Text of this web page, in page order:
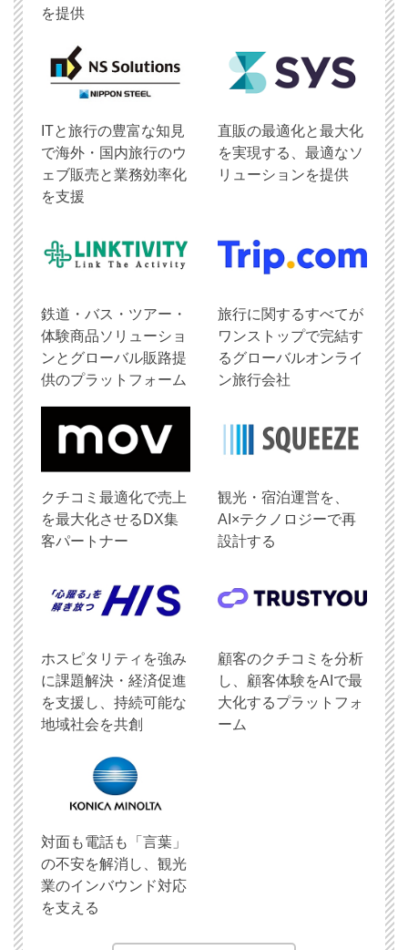
を提供
ITと旅行の豊富な知見
で海外・国内旅行のウ
ェブ販売と業務効率化
を支援
直販の最適化と最大化
を実現する、最適なソ
リューションを提供
鉄道・バス・ツアー・
体験商品ソリューショ
ンとグローバル販路提
供のプラットフォーム
旅行に関するすべてが
ワンストップで完結す
るグローバルオンライ
ン旅行会社
クチコミ最適化で売上
を最大化させるDX集
客パートナー
観光・宿泊運営を、
AI×テクノロジーで再
設計する
ホスピタリティを強み
に課題解決・経済促進
を支援し、持続可能な
地域社会を共創
顧客のクチコミを分析
し、顧客体験をAIで最
大化するプラットフォ
ーム
対面も電話も「言葉」
の不安を解消し、観光
業のインバウンド対応
を支える